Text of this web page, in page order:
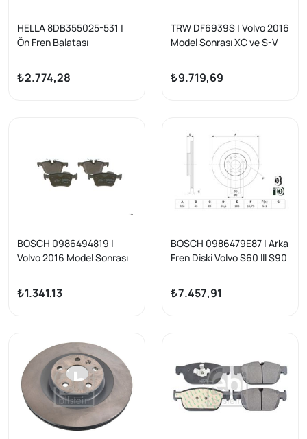
HELLA 8DB355025-531 |
Ön Fren Balatası
> V90 II 17 > S60 III 20 >
V60 II 20 > 17 Jant
₺2.774,28
TRW DF6939S | Volvo 2016
Model Sonrası XC ve S-V
18 JANT (S60 S90 V60
V90 XC40 XC60 XC90)
₺9.719,69
BOSCH 0986494819 |
Volvo 2016 Model Sonrası
Jant S60-S90-V60-V90-
XC60-XC90
₺1.341,13
BOSCH 0986479E87 | Arka
Fren Diski Volvo S60 III S90
XC90 15-17 Jant
₺7.457,91